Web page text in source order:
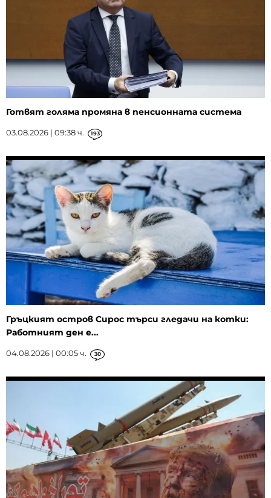
Готвят голяма промяна в пенсионната система
03.08.2026 | 09:38 ч. 193
Гръцкият остров Сирос търси гледачи на котки:
Работният ден е...
04.08.2026 | 00:05 ч. 30